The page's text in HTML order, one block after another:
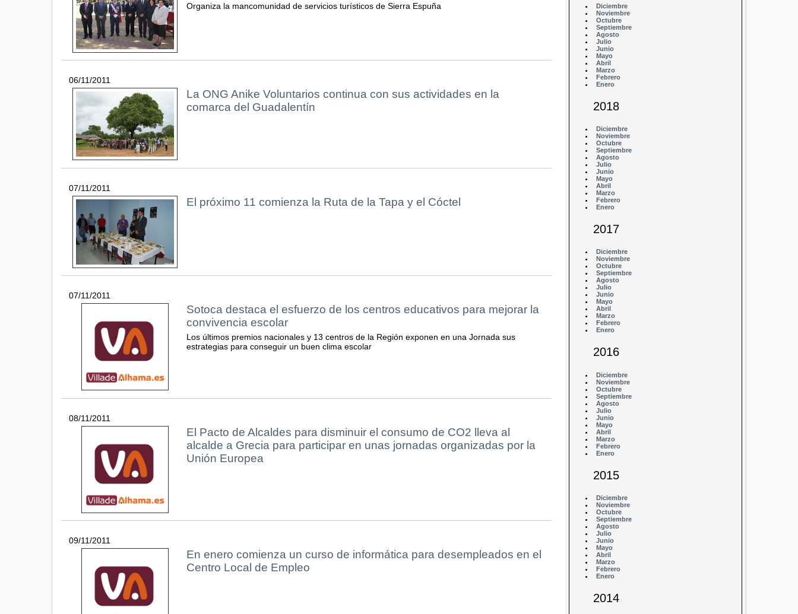
Organiza la mancomunidad de servicios turísticos de Sierra Espuña
06/11/2011
La ONG Anike Voluntarios continua con sus actividades en la
comarca del Guadalentín
07/11/2011
El próximo 11 comienza la Ruta de la Tapa y el Cóctel
07/11/2011
Sotoca destaca el esfuerzo de los centros educativos para mejorar la
convivencia escolar
Los últimos premios nacionales y 13 centros de la Región exponen en una Jornada sus
estrategias para conseguir un buen clima escolar
08/11/2011
El Pacto de Alcaldes para disminuir el consumo de CO2 lleva al
alcalde a Grecia para participar en unas jornadas organizadas por la
Unión Europea
09/11/2011
En enero comienza un curso de informática para desempleados en el
Centro Local de Empleo
Diciembre
Noviembre
Octubre
Septiembre
Agosto
Julio
Junio
Mayo
Abril
Marzo
Febrero
Enero
2018
Diciembre
Noviembre
Octubre
Septiembre
Agosto
Julio
Junio
Mayo
Abril
Marzo
Febrero
Enero
2017
Diciembre
Noviembre
Octubre
Septiembre
Agosto
Julio
Junio
Mayo
Abril
Marzo
Febrero
Enero
2016
Diciembre
Noviembre
Octubre
Septiembre
Agosto
Julio
Junio
Mayo
Abril
Marzo
Febrero
Enero
2015
Diciembre
Noviembre
Octubre
Septiembre
Agosto
Julio
Junio
Mayo
Abril
Marzo
Febrero
Enero
2014